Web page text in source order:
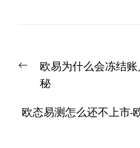
章
航
Previous欧易为什么会冻结
秘
欧态易测怎么还不上市-